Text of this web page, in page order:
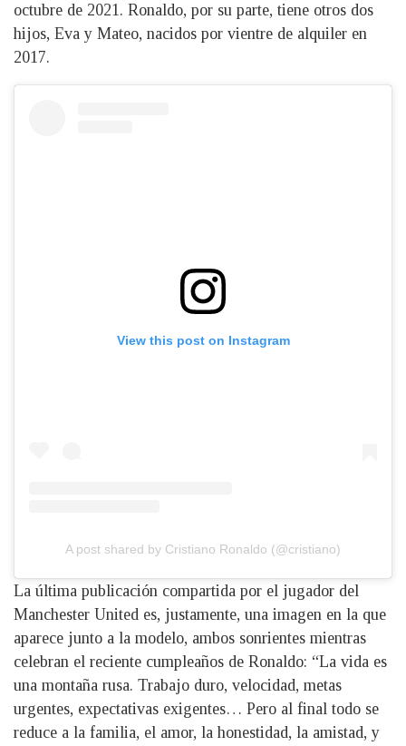
octubre de 2021. Ronaldo, por su parte, tiene otros dos
hijos, Eva y Mateo, nacidos por vientre de alquiler en
2017.
View this post on Instagram
A post shared by Cristiano Ronaldo (@cristiano)
La última publicación compartida por el jugador del
Manchester United es, justamente, una imagen en la que
aparece junto a la modelo, ambos sonrientes mientras
celebran el reciente cumpleaños de Ronaldo: “La vida es
una montaña rusa. Trabajo duro, velocidad, metas
urgentes, expectativas exigentes… Pero al final todo se
reduce a la familia, el amor, la honestidad, la amistad, y